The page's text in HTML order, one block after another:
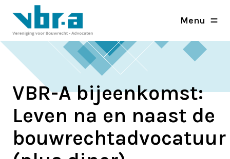
Menu
VBR-A bijeenkomst:
Leven na en naast de
bouwrechtadvocatuur